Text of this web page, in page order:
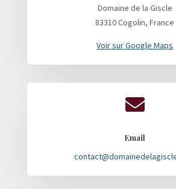
Domaine de la Giscle
83310 Cogolin, France
Voir sur Google Maps

Email